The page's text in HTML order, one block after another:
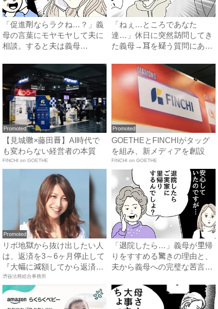
「促進剤ならラクね…？」義
母の言葉にモヤモヤして夫に
相談。すると夫は義母
「ねぇ…ところであなた
達…」休日に突然訪問してき
た義母→耳を疑う質問にあ
Promoted
【見城徹×藤田晋】AI時代で
も変わらない経営者の本質
FINCHI on GOETHE
Promoted
GOETHEとFINCHIがタッグ
を組み、新メディアを創設
FINCHI on GOETHE
Promoted
リボ地獄から抜け出したい人
は、返済を3～6ヶ月停止して
『大幅に減額してから返済
す...
渋谷法務総合事務所
「退院したら…」義母が里帰
りをすすめる驚きの理由と、
夫から義母への完璧な苦言